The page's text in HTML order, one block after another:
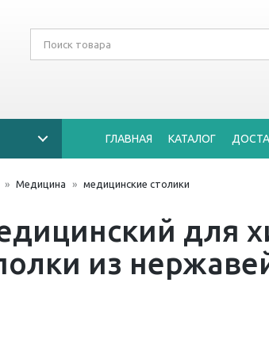
ГЛАВНАЯ КАТАЛОГ
Медицина медицинские столики
для
из